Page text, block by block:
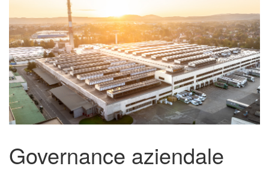
Governance aziendale